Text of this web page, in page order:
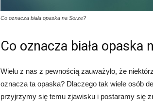
Co oznacza biała opaska na Sorze?
Co oznacza biała opaska
Wielu z nas z pewnością zauważyło, że
oznacza ta opaska? Dlaczego tak wiele osób
przyjrzymy się temu zjawisku i postaramy się